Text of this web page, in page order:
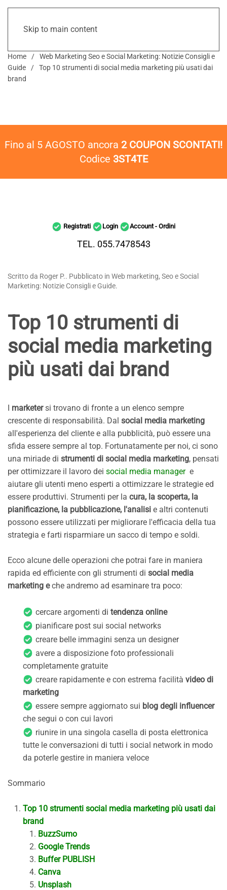
Skip to main content
Home
Web Marketing Seo e Social Marketing: Notizie Consigli e
Guide
Top 10 strumenti di social media marketing più usati dai
brand
Fino al 5 AGOSTO ancora 2 COUPON SCONTATI!
Codice 3ST4TE
Registrati Login Account - Ordini
TEL. 055.7478543
Scritto da Roger P.. Pubblicato in Web marketing, Seo e Social
Marketing: Notizie Consigli e Guide.
Top 10 strumenti di
social media marketing
più usati dai brand
I marketersi trovano di fronte a un elenco sempre
crescente di responsabilità. Dal social media marketing
all'esperienza del cliente e alla pubblicità, può essere una
sfida essere sempre al top. Fortunatamente per noi, ci sono
una miriade di strumenti di social media marketing, pensati
per ottimizzare il lavoro dei social media manager e
aiutare gli utenti meno esperti a ottimizzare le strategie ed
essere produttivi. Strumenti per la cura, la scoperta, la
pianificazione, la pubblicazione, l'analisi e altri contenuti
possono essere utilizzati per migliorare l'efficacia della tua
strategia e farti risparmiare un sacco di tempo e soldi.
Ecco alcune delle operazioni che potrai fare in maniera
rapida ed efficiente con gli strumenti di social media
marketing eche andremo ad esaminare tra poco:
cercare argomenti di tendenza online
pianificare post sui social networks
creare belle immagini senza un designer
avere a disposizione foto professionali
completamente gratuite
creare rapidamente e con estrema facilità video di
marketing
essere sempre aggiornato sui blog degli influencer
che segui o con cui lavori
riunire in una singola casella di posta elettronica
tutte le conversazioni di tutti i social network in modo
da poterle gestire in maniera veloce
Sommario
Top 10 strumenti social media marketing più usati dai
brand
BuzzSumo
Google Trends
Buffer PUBLISH
Canva
Unsplash